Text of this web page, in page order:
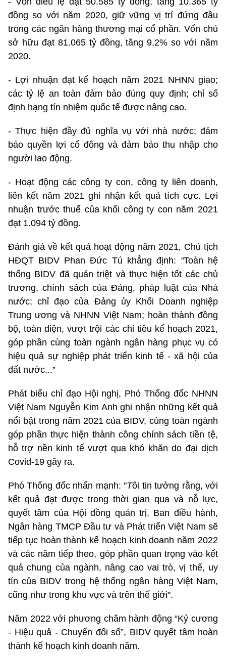
đồng so với năm 2020, giữ vững vị trí đứng đầu
trong các ngân hàng thương mại cổ phần. Vốn chủ
sở hữu đạt 81.065 tỷ đồng, tăng 9,2% so với năm
2020.
- Lợi nhuận đạt kế hoạch năm 2021 NHNN giao;
các tỷ lệ an toàn đảm bảo đúng quy định; chỉ số
định hạng tín nhiệm quốc tế được nâng cao.
- Thực hiện đầy đủ nghĩa vụ với nhà nước; đảm
bảo quyền lợi cổ đông và đảm bảo thu nhập cho
người lao động.
- Hoạt động các công ty con, công ty liên doanh,
liên kết năm 2021 ghi nhận kết quả tích cực. Lợi
nhuận trước thuế của khối công ty con năm 2021
đạt 1.094 tỷ đồng.
Đánh giá về kết quả hoạt động năm 2021, Chủ tịch
HĐQT BIDV Phan Đức Tú khẳng định: “Toàn hệ
thống BIDV đã quán triệt và thực hiện tốt các chủ
trương, chính sách của Đảng, pháp luật của Nhà
nước; chỉ đạo của Đảng ủy Khối Doanh nghiệp
Trung ương và NHNN Việt Nam; hoàn thành đồng
bộ, toàn diện, vượt trội các chỉ tiêu kế hoạch 2021,
góp phần cùng toàn ngành ngân hàng phục vụ có
hiệu quả sự nghiệp phát triển kinh tế - xã hội của
đất nước...”
Phát biểu chỉ đạo Hội nghị, Phó Thống đốc NHNN
Việt Nam Nguyễn Kim Anh ghi nhận những kết quả
nổi bật trong năm 2021 của BIDV, cùng toàn ngành
góp phần thực hiện thành công chính sách tiền tệ,
hỗ trợ nền kinh tế vượt qua khó khăn do đại dịch
Covid-19 gây ra.
Phó Thống đốc nhấn mạnh: "Tôi tin tưởng rằng, với
kết quả đạt được trong thời gian qua và nỗ lực,
quyết tâm của Hội đồng quản trị, Ban điều hành,
Ngân hàng TMCP Đầu tư và Phát triển Việt Nam sẽ
tiếp tục hoàn thành kế hoạch kinh doanh năm 2022
và các năm tiếp theo, góp phần quan trọng vào kết
quả chung của ngành, nâng cao vai trò, vị thế, uy
tín của BIDV trong hệ thống ngân hàng Việt Nam,
cũng như trong khu vực và trên thế giới".
Năm 2022 với phương châm hành động “Kỷ cương
- Hiệu quả - Chuyển đổi số”, BIDV quyết tâm hoàn
thành kế hoạch kinh doanh năm.